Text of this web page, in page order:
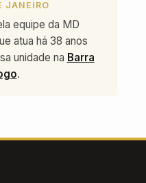
JANEIRO
equipe da MD
atua há 38 anos
unidade na Barra
.